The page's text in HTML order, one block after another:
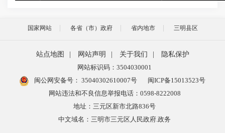
国家网站 各省（市）政府 省内地市 三明县区
站点地图 网站声明 关于我们
隐私保护
网站标识码：3504030001
闽公网安备号： 35040302610007号
闽ICP备15013523号
网站违法和不良信息举报电话：0598-8222008
地址：三元区新市北路836号
中文域名：三明市三元区人民政府.政务